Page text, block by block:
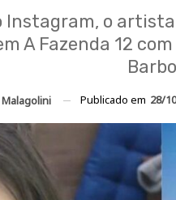
Instagram, o
A Fazenda 12
Publicado em 28/